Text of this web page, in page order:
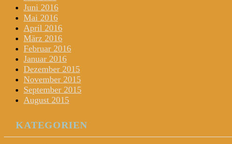
Juni 2016
Mai 2016
April 2016
März 2016
Februar 2016
Januar 2016
Dezember 2015
November 2015
September 2015
August 2015
KATEGORIEN